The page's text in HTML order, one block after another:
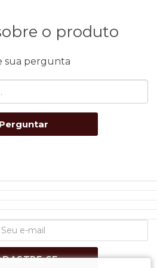
o produto
sua pergunta
Perguntar
SE